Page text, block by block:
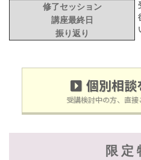
修了セッション
講座最終日
振り返り
個別相談
受講検討中の方、直
限 定